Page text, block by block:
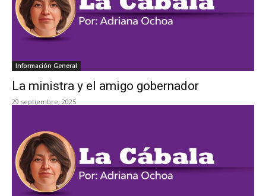
Información General
La ministra y el amigo gobernador
29 septiembre, 2025